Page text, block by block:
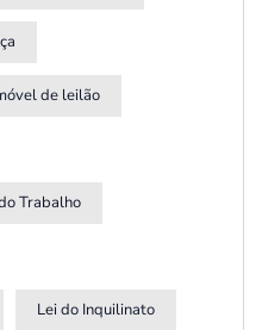
de leilão
Trabalho
Lei do Inquilinato